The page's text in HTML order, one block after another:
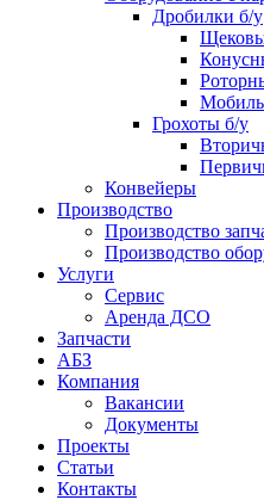
Дробилки б/у
Грохоты б/у
Конвейеры
Производство
Производство
Производство
Услуги
Сервис
Аренда ДСО
Запчасти
АБЗ
Компания
Вакансии
Документы
Проекты
Статьи
Контакты